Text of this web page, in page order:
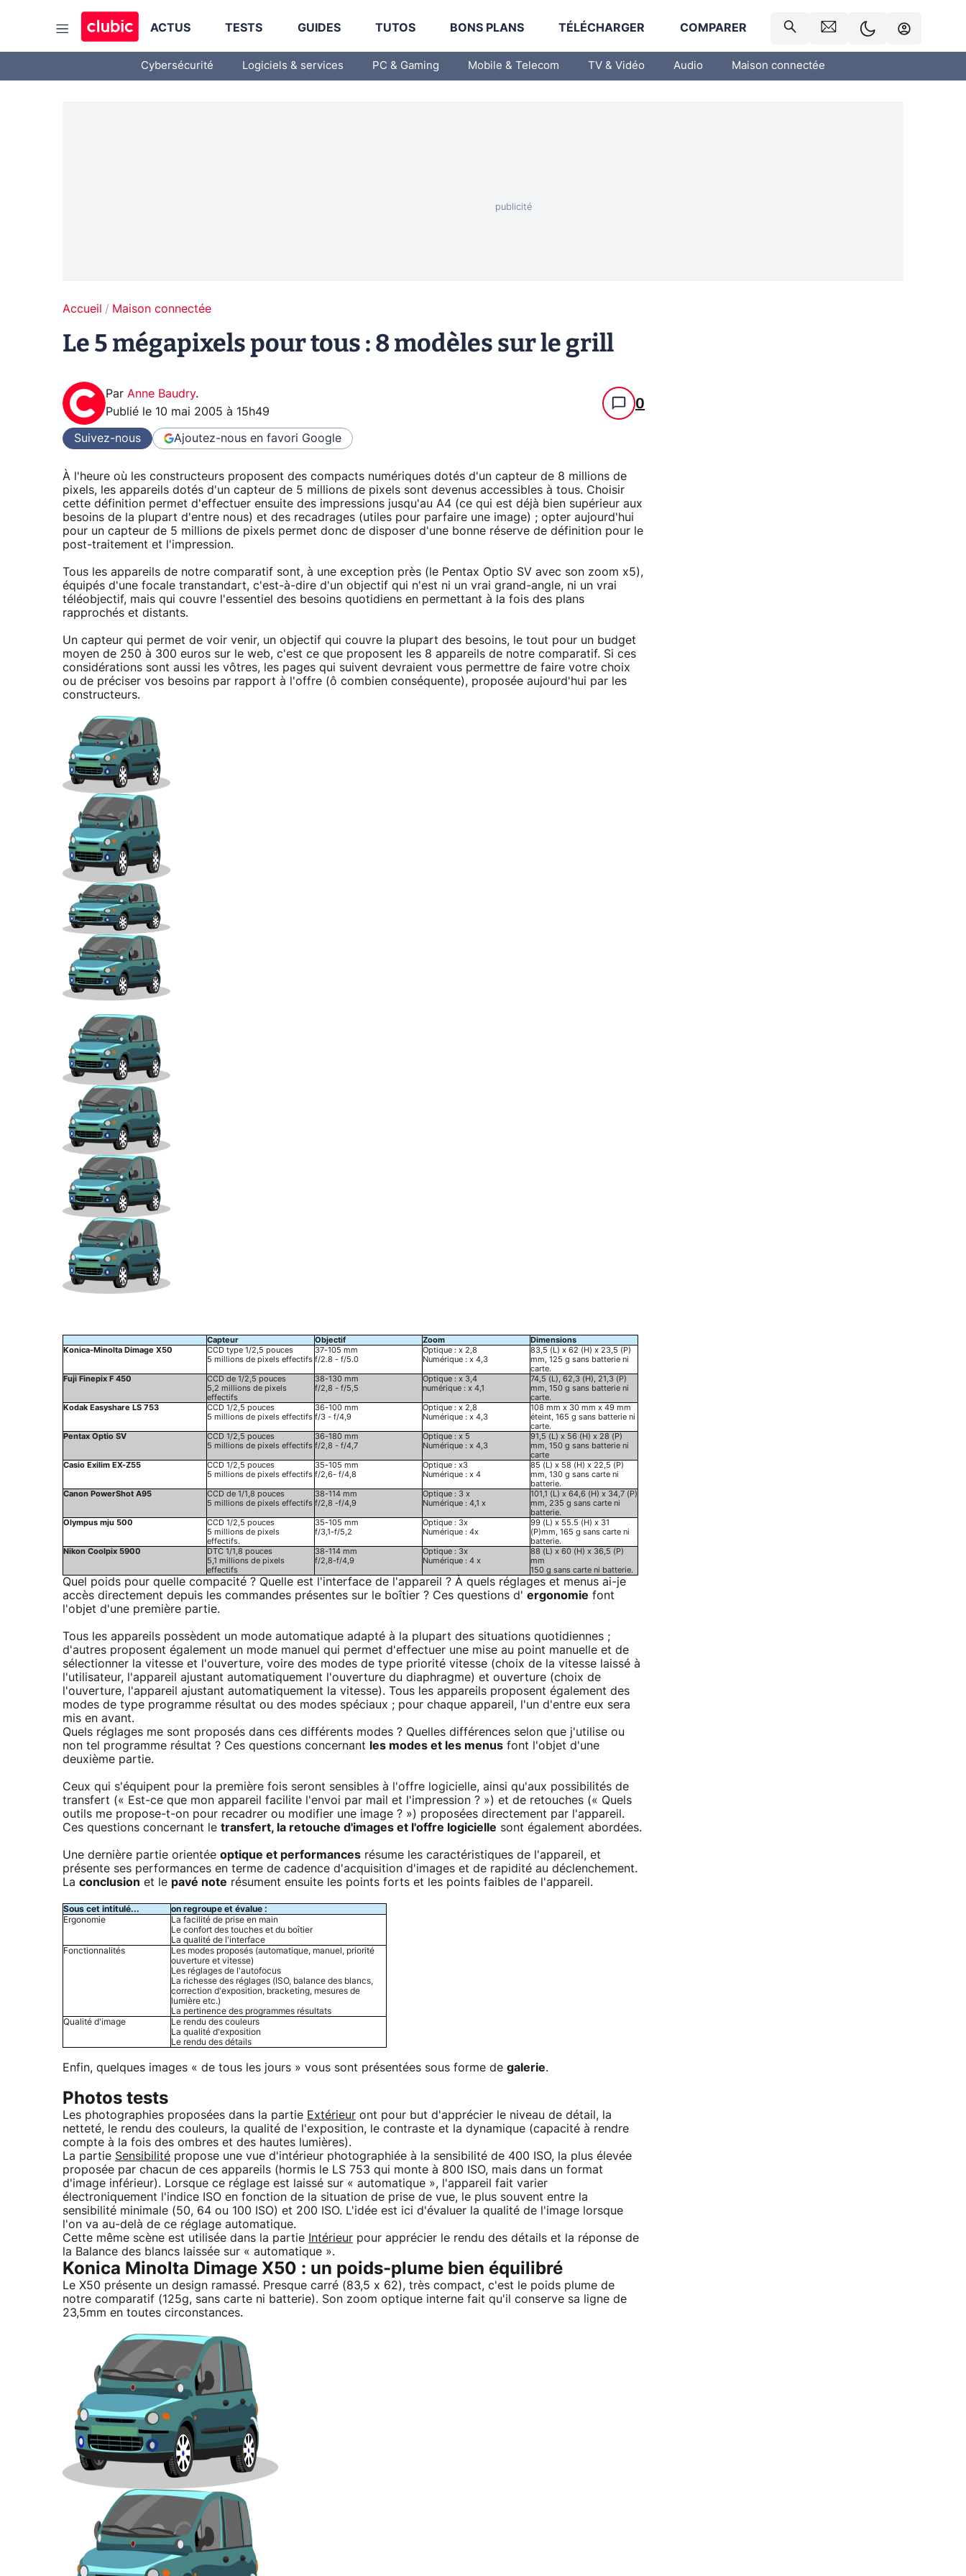
ACTUS TESTS GUIDES TUTOS BONS PLANS TÉLÉCHARGER COMPARER
Cybersécurité Logiciels & services PC & Gaming Mobile & Telecom TV & Vidéo Audio Maison connectée
Accueil Maison connectée
Le 5 mégapixels pour tous : 8 modèles sur le grill
Par Anne Baudry.
Publié le 10 mai 2005 à 15h49 0
Suivez-nous Ajoutez-nous en favori Google
À l'heure où les constructeurs proposent des compacts numériques dotés d'un capteur de 8 millions de
pixels, les appareils dotés d'un capteur de 5 millions de pixels sont devenus accessibles à tous. Choisir
cette définition permet d'effectuer ensuite des impressions jusqu'au A4 (ce qui est déjà bien supérieur aux
besoins de la plupart d'entre nous) et des recadrages (utiles pour parfaire une image) ; opter aujourd'hui
pour un capteur de 5 millions de pixels permet donc de disposer d'une bonne réserve de définition pour le
post-traitement et l'impression.
Tous les appareils de notre comparatif sont, à une exception près (le Pentax Optio SV avec son zoom x5),
équipés d'une focale transtandart, c'est-à-dire d'un objectif qui n'est ni un vrai grand-angle, ni un vrai
téléobjectif, mais qui couvre l'essentiel des besoins quotidiens en permettant à la fois des plans
rapprochés et distants.
Un capteur qui permet de voir venir, un objectif qui couvre la plupart des besoins, le tout pour un budget
moyen de 250 à 300 euros sur le web, c'est ce que proposent les 8 appareils de notre comparatif. Si ces
considérations sont aussi les vôtres, les pages qui suivent devraient vous permettre de faire votre choix
ou de préciser vos besoins par rapport à l'offre (ô combien conséquente), proposée aujourd'hui par les
constructeurs.
Capteur Objectif Zoom
Dimensions
Konica-Minolta Dimage X50
CCD type 1/2,5 pouces
5 millions de pixels effectifs
37-105 mm
f/2.8 - f/5.0
Optique : x 2,8
Numérique : x 4,3
83,5 (L) x 62 (H) x 23,5 (P)
mm, 125 g sans batterie ni
carte.
Fuji Finepix F 450
CCD de 1/2,5 pouces
5,2 millions de pixels
effectifs
38-130 mm
f/2,8 - f/5,5
Optique : x 3,4
numérique : x 4,1
74,5 (L), 62,3 (H), 21,3 (P)
mm, 150 g sans batterie ni
carte.
Kodak Easyshare LS 753
CCD 1/2,5 pouces
5 millions de pixels effectifs
36-100 mm
f/3 - f/4,9
Optique : x 2,8
Numérique : x 4,3
108 mm x 30 mm x 49 mm
éteint, 165 g sans batterie ni
carte.
Pentax Optio SV
CCD 1/2,5 pouces
5 millions de pixels effectifs
36-180 mm
f/2,8 - f/4,7
Optique : x 5
Numérique : x 4,3
91,5 (L) x 56 (H) x 28 (P)
mm, 150 g sans batterie ni
carte
Casio Exilim EX-Z55
CCD 1/2,5 pouces
5 millions de pixels effectifs
35-105 mm
f/2,6- f/4,8
Optique : x3
Numérique : x 4
85 (L) x 58 (H) x 22,5 (P)
mm, 130 g sans carte ni
batterie.
Canon PowerShot A95
CCD de 1/1,8 pouces
5 millions de pixels effectifs
38-114 mm
f/2,8 -f/4,9
Optique : 3 x
Numérique : 4,1 x
101,1 (L) x 64,6 (H) x 34,7 (P)
mm, 235 g sans carte ni
batterie.
Olympus mju 500
CCD 1/2,5 pouces
5 millions de pixels
effectifs.
35-105 mm
f/3,1-f/5,2
Optique : 3x
Numérique : 4x
99 (L) x 55.5 (H) x 31
(P)mm, 165 g sans carte ni
batterie.
Nikon Coolpix 5900
DTC 1/1,8 pouces
5,1 millions de pixels
effectifs
38-114 mm
f/2,8-f/4,9
Optique : 3x
Numérique : 4 x
88 (L) x 60 (H) x 36,5 (P)
mm
150 g sans carte ni batterie.
Quel poids pour quelle compacité ? Quelle est l'interface de l'appareil ? À quels réglages et menus ai-je
accès directement depuis les commandes présentes sur le boîtier ? Ces questions d' ergonomie font
l'objet d'une première partie.
Tous les appareils possèdent un mode automatique adapté à la plupart des situations quotidiennes ;
d'autres proposent également un mode manuel qui permet d'effectuer une mise au point manuelle et de
sélectionner la vitesse et l'ouverture, voire des modes de type priorité vitesse (choix de la vitesse laissé à
l'utilisateur, l'appareil ajustant automatiquement l'ouverture du diaphragme) et ouverture (choix de
l'ouverture, l'appareil ajustant automatiquement la vitesse). Tous les appareils proposent également des
modes de type programme résultat ou des modes spéciaux ; pour chaque appareil, l'un d'entre eux sera
mis en avant.
Quels réglages me sont proposés dans ces différents modes ? Quelles différences selon que j'utilise ou
non tel programme résultat ? Ces questions concernant
les modes et les menus font l'objet d'une
deuxième partie.
Ceux qui s'équipent pour la première fois seront sensibles à l'offre logicielle, ainsi qu'aux possibilités de
transfert (« Est-ce que mon appareil facilite l'envoi par mail et l'impression ? ») et de retouches (« Quels
outils me propose-t-on pour recadrer ou modifier une image ? ») proposées directement par l'appareil.
Ces questions concernant le transfert, la retouche d'images et l'offre logicielle sont également abordées.
Une dernière partie orientée optique et performances résume les caractéristiques de l'appareil, et
présente ses performances en terme de cadence d'acquisition d'images et de rapidité au déclenchement.
La conclusion et le pavé note résument ensuite les points forts et les points faibles de l'appareil.
Sous cet intitulé...
on regroupe et évalue :
Ergonomie
La facilité de prise en main
Le confort des touches et du boîtier
La qualité de l'interface
Fonctionnalités
Les modes proposés (automatique, manuel, priorité
ouverture et vitesse)
Les réglages de l'autofocus
La richesse des réglages (ISO, balance des blancs,
correction d'exposition, bracketing, mesures de
lumière etc.)
La pertinence des programmes résultats
Qualité d'image
Le rendu des couleurs
La qualité d'exposition
Le rendu des détails
Enfin, quelques images « de tous les jours » vous sont présentées sous forme de galerie.
Photos tests
Les photographies proposées dans la partie Extérieur ont pour but d'apprécier le niveau de détail, la
netteté, le rendu des couleurs, la qualité de l'exposition, le contraste et la dynamique (capacité à rendre
compte à la fois des ombres et des hautes lumières).
La partie Sensibilité propose une vue d'intérieur photographiée à la sensibilité de 400 ISO, la plus élevée
proposée par chacun de ces appareils (hormis le LS 753 qui monte à 800 ISO, mais dans un format
d'image inférieur). Lorsque ce réglage est laissé sur « automatique », l'appareil fait varier
électroniquement l'indice ISO en fonction de la situation de prise de vue, le plus souvent entre la
sensibilité minimale (50, 64 ou 100 ISO) et 200 ISO. L'idée est ici d'évaluer la qualité de l'image lorsque
l'on va au-delà de ce réglage automatique.
Cette même scène est utilisée dans la partie
Intérieur pour apprécier le rendu des détails et la réponse de
la Balance des blancs laissée sur « automatique ».
Konica Minolta Dimage X50 : un poids-plume bien équilibré
Le X50 présente un design ramassé. Presque carré (83,5 x 62), très compact, c'est le poids plume de
notre comparatif (125g, sans carte ni batterie). Son zoom optique interne fait qu'il conserve sa ligne de
23,5mm en toutes circonstances.